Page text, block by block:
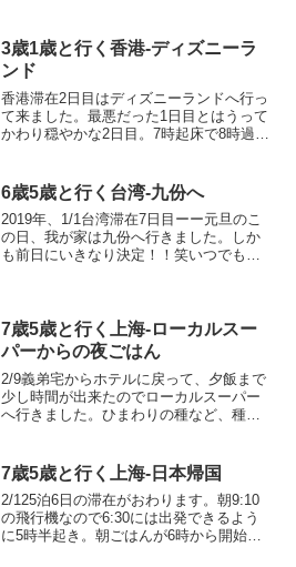
も載っています。人気店...
3歳1歳と行く香港-ディズニーラ
ンド
香港滞在2日目はディズニーランドへ行っ
て来ました。最悪だった1日目とはうって
かわり穏やかな2日目。7時起床で8時過ぎ
から香港駅まで乗換のため歩きますが、
これが少々長か...
6歳5歳と行く台湾-九份へ
2019年、1/1台湾滞在7日目ーー元旦のこ
の日、我が家は九份へ行きました。しか
も前日にいきなり決定！！笑いつでも人
る、千と千尋の神隠...
7歳5歳と行く上海-ローカルスー
パーからの夜ごはん
2/9義弟宅からホテルに戻って、夕飯まで
少し時間が出来たのでローカルスーパー
へ行きました。ひまわりの種など、種類
北京いた時に好きだったお菓子龍眼ライ
チみたいな見た目だけ...
7歳5歳と行く上海-日本帰国
2/125泊6日の滞在がおわります。朝9:10
の飛行機なので6:30には出発できるよう
に5時半起き。朝ごはんが6時から開始な